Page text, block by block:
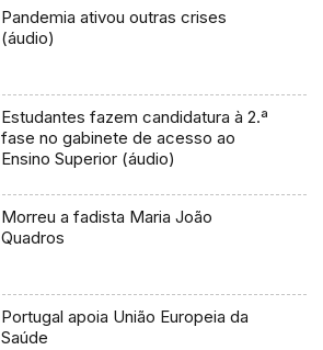
Pandemia ativou outras crises
(áudio)
Estudantes fazem candidatura à 2.ª
fase no gabinete de acesso ao
Ensino Superior (áudio)
Morreu a fadista Maria João
Quadros
Portugal apoia União Europeia da
Saúde